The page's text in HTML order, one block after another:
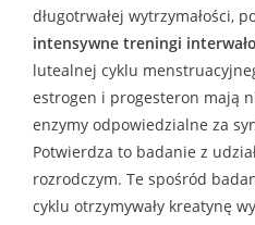
długotrwałej wytrzymałości,
intensywne treningi
lutealnej cyklu
estrogen i progesteron mają
enzymy odpowiedzialne za
Potwierdza to badanie z
rozrodczym. Te spośród
cyklu otrzymywały kreatynę